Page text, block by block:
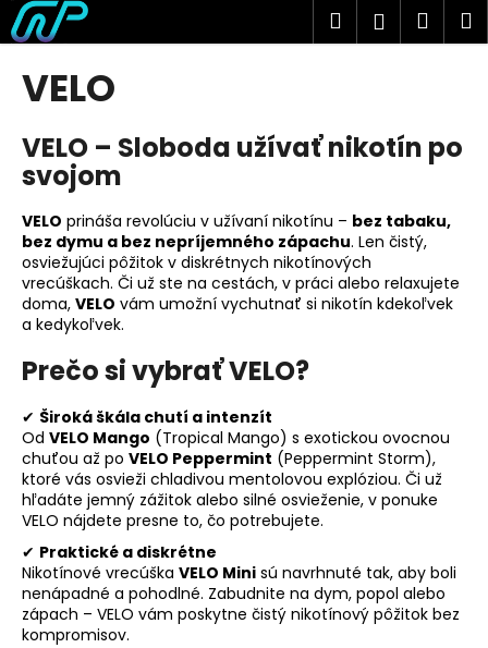
Prejsť
na
obsah
Hľadať
VELO
VELO – Sloboda užívať nikotín po
svojom
VELO prináša revolúciu v užívaní nikotínu – bez tabaku,
bez dymu a bez nepríjemného zápachu. Len čistý,
osviežujúci pôžitok v diskrétnych nikotínových
vrecúškach. Či už ste na cestách, v práci alebo relaxujete
doma, VELO vám umožní vychutnať si nikotín kdekoľvek
a kedykoľvek.
Prečo si vybrať VELO?
✔ Široká škála chutí a intenzít
Od VELO Mango (Tropical Mango) s exotickou ovocnou
chuťou až po VELO Peppermint (Peppermint Storm),
ktoré vás osvieži chladivou mentolovou explóziou. Či už
hľadáte jemný zážitok alebo silné osvieženie, v ponuke
VELO nájdete presne to, čo potrebujete.
✔ Praktické a diskrétne
Nikotínové vrecúška VELO Mini sú navrhnuté tak, aby boli
nenápadné a pohodlné. Zabudnite na dym, popol alebo
zápach – VELO vám poskytne čistý nikotínový pôžitok bez
kompromisov.
K
o
o
p
t
r
e
b
j
t
e
n
á
j
s
ť
?